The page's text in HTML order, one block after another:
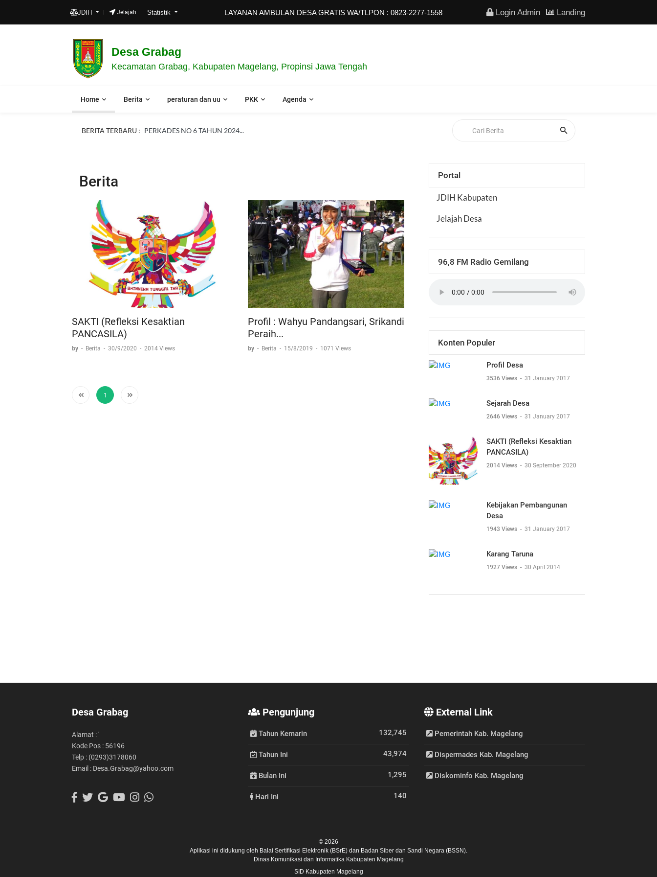
JDIH Jelajah Statistik LAYANAN AMBULAN DESA GRATIS WA/TLPON : 0823-2277-1558 Login Admin Landing
Desa Grabag
Kecamatan Grabag, Kabupaten Magelang, Propinsi Jawa Tengah
Home Berita peraturan dan uu PKK Agenda
BERITA TERBARU : PERKADES NO 6 TAHUN 2024...
Berita
SAKTI (Refleksi Kesaktian
PANCASILA)
by - Berita - 30/9/2020 - 2014 Views
Profil : Wahyu Pandangsari, Srikandi
Peraih...
by - Berita - 15/8/2019 - 1071 Views
1
Portal
JDIH Kabupaten
Jelajah Desa
96,8 FM Radio Gemilang
Konten Populer
Profil Desa
3536 Views - 31 January 2017
Sejarah Desa
2646 Views - 31 January 2017
SAKTI (Refleksi Kesaktian
PANCASILA)
2014 Views - 30 September 2020
Kebijakan Pembangunan
Desa
1943 Views - 31 January 2017
Karang Taruna
1927 Views - 30 April 2014
Desa Grabag
Alamat : '
Kode Pos : 56196
Telp : (0293)3178060
Email : Desa.Grabag@yahoo.com
Pengunjung
Tahun Kemarin 132,745
Tahun Ini 43,974
Bulan Ini 1,295
Hari Ini 140
External Link
Pemerintah Kab. Magelang
Dispermades Kab. Magelang
Diskominfo Kab. Magelang
© 2026
Aplikasi ini didukung oleh Balai Sertifikasi Elektronik (BSrE) dan Badan Siber dan Sandi Negara (BSSN).
Dinas Komunikasi dan Informatika Kabupaten Magelang
SID Kabupaten Magelang